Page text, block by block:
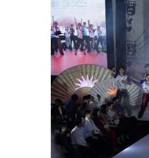
Các chương trình đặc biệt